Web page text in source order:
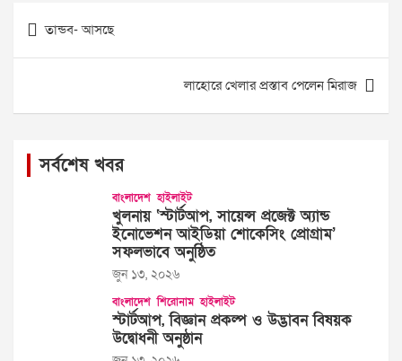
Post
navigation
তান্ডব- আসছে
লাহোরে খেলার প্রস্তাব পেলেন মিরাজ
সর্বশেষ খবর
বাংলাদেশ হাইলাইট
খুলনায় ‘স্টার্টআপ, সায়েন্স প্রজেক্ট অ্যান্ড
ইনোভেশন আইডিয়া শোকেসিং প্রোগ্রাম’
সফলভাবে অনুষ্ঠিত
জুন ১৩, ২০২৬
বাংলাদেশ শিরোনাম হাইলাইট
স্টার্টআপ, বিজ্ঞান প্রকল্প ও উদ্ভাবন বিষয়ক
উদ্বোধনী অনুষ্ঠান